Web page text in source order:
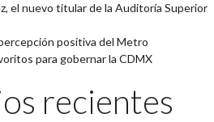
el nuevo titular de la Auditoría Superior
positiva del Metro
para gobernar la CDMX
recientes